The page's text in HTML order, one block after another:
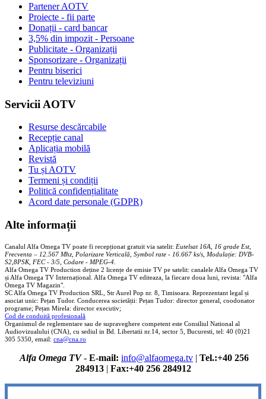
Partener AOTV
Proiecte - fii parte
Donații - card bancar
3,5% din impozit - Persoane
Publicitate - Organizații
Sponsorizare - Organizații
Pentru biserici
Pentru televiziuni
Servicii AOTV
Resurse descărcabile
Recepție canal
Aplicația mobilă
Revistă
Tu și AOTV
Termeni și condiții
Politică confidențialitate
Acord date personale (GDPR)
Alte informații
Canalul Alfa Omega TV poate fi recepționat gratuit via satelit: Eutelsat 16A, 16 grade Est,
Frecventa – 12.567 Mhz, Polarizare Verticală, Symbol rate - 16.667 ks/s, Modulație: DVB-
S2,8PSK, FEC - 3/5, Codare - MPEG-4
Alfa Omega TV Production deține 2 licențe de emisie TV pe satelit: canalele Alfa Omega TV
și Alfa Omega TV Internațional. Alfa Omega TV editeaza, la fiecare doua luni, revista: "Alfa
Omega TV Magazin".
SC Alfa Omega TV Production SRL, Str Aurel Pop nr. 8, Timisoara. Reprezentant legal și
asociat unic: Pețan Tudor. Conducerea societății: Pețan Tudor: director general, coodonator
programe; Pețan Mirela: director executiv;
Cod de conduită profesională
Organismul de reglementare sau de supraveghere competent este Consiliul National al
Audiovizualului (CNA), cu sediul in Bd. Libertatii nr.14, sector 5, Bucuresti, tel: 40 (0)21
305 5350, email: cna@cna.ro
Alfa Omega TV- E-mail: info@alfaomega.tv | Tel.:+40 256
284913| Fax:+40 256 284912